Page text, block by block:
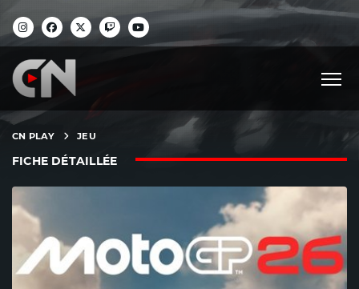
CN PLAY JEU
FICHE DÉTAILLÉE